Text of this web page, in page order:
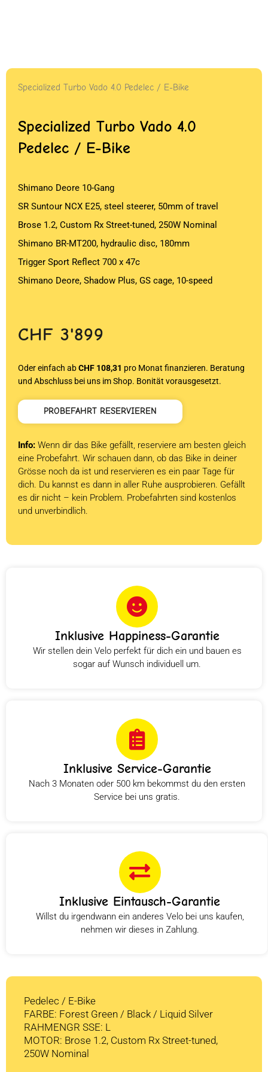
Specialized Turbo Vado 4.0 Pedelec / E-Bike
Specialized Turbo Vado 4.0
Pedelec / E-Bike
Shimano Deore 10-Gang
SR Suntour NCX E25, steel steerer, 50mm of travel
Brose 1.2, Custom Rx Street-tuned, 250W Nominal
Shimano BR-MT200, hydraulic disc, 180mm
Trigger Sport Reflect 700 x 47c
Shimano Deore, Shadow Plus, GS cage, 10-speed
CHF 3'899
Oder einfach abCHF 108,31 pro Monat finanzieren. Beratung
und Abschluss bei uns im Shop. Bonität vorausgesetzt.
PROBEFAHRT RESERVIEREN
Info: Wenn dir das Bike gefällt, reserviere am besten gleich
eine Probefahrt. Wir schauen dann, ob das Bike in deiner
Grösse noch da ist und reservieren es ein paar Tage für
dich. Du kannst es dann in aller Ruhe ausprobieren. Gefällt
es dir nicht – kein Problem. Probefahrten sind kostenlos
und unverbindlich.
Inklusive Happiness-Garantie
Wir stellen dein Velo perfekt für dich ein und bauen es
sogar auf Wunsch individuell um.
Inklusive Service-Garantie
Nach 3 Monaten oder 500 km bekommst du den ersten
Service bei uns gratis.
Inklusive Eintausch-Garantie
Willst du irgendwann ein anderes Velo bei uns kaufen,
nehmen wir dieses in Zahlung.
Pedelec / E-Bike
FARBE: Forest Green / Black / Liquid Silver
RAHMENGR SSE: L
MOTOR: Brose 1.2, Custom Rx Street-tuned,
250W Nominal